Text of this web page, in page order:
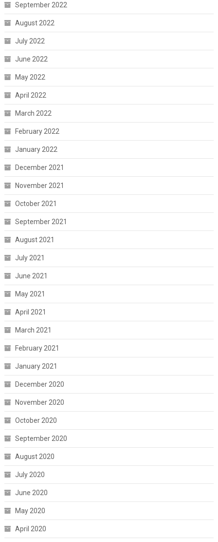
September 2022
August 2022
July 2022
June 2022
May 2022
April 2022
March 2022
February 2022
January 2022
December 2021
November 2021
October 2021
September 2021
August 2021
July 2021
June 2021
May 2021
April 2021
March 2021
February 2021
January 2021
December 2020
November 2020
October 2020
September 2020
August 2020
July 2020
June 2020
May 2020
April 2020